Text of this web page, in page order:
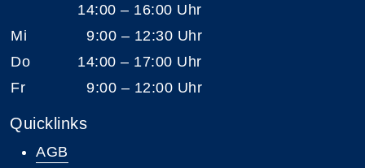
14:00 – 16:00 Uhr
Mi
9:00 – 12:30 Uhr
Do
14:00 – 17:00 Uhr
Fr
9:00 – 12:00 Uhr
Quicklinks
AGB